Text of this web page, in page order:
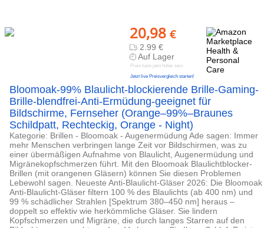
20,98 €
2.99 €
Auf Lager
Preis kann jetzt höher sein
Jetzt live Preisvergleich starten!
Bloomoak-99% Blaulicht-blockierende Brille-Gaming-
Brille-blendfrei-Anti-Ermüdung-geeignet für
Bildschirme, Fernseher (Orange–99%–Braunes
Schildpatt, Rechteckig, Orange - Night)
Kategorie: Brillen - Bloomoak - Augenermüdung Ade sagen: Immer
mehr Menschen verbringen lange Zeit vor Bildschirmen, was zu
einer übermäßigen Aufnahme von Blaulicht, Augenermüdung und
Migränekopfschmerzen führt. Mit den Bloomoak Blaulichtblocker-
Brillen (mit orangenen Gläsern) können Sie diesen Problemen
Lebewohl sagen. Neueste Anti-Blaulicht-Gläser 2026: Die Bloomoak
Anti-Blaulicht-Gläser filtern 100 % des Blaulichts (ab 400 nm) und
99 % schädlicher Strahlen [Spektrum 380–450 nm] heraus –
doppelt so effektiv wie herkömmliche Gläser. Sie lindern
Kopfschmerzen und Migräne, die durch langes Starren auf den